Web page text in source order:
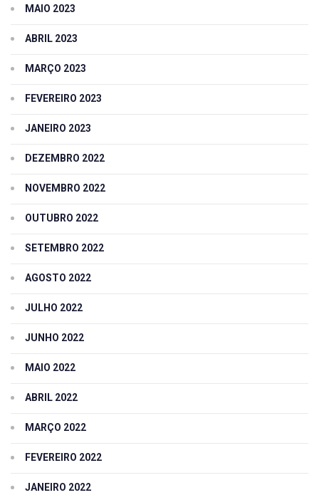
MAIO 2023
ABRIL 2023
MARÇO 2023
FEVEREIRO 2023
JANEIRO 2023
DEZEMBRO 2022
NOVEMBRO 2022
OUTUBRO 2022
SETEMBRO 2022
AGOSTO 2022
JULHO 2022
JUNHO 2022
MAIO 2022
ABRIL 2022
MARÇO 2022
FEVEREIRO 2022
JANEIRO 2022